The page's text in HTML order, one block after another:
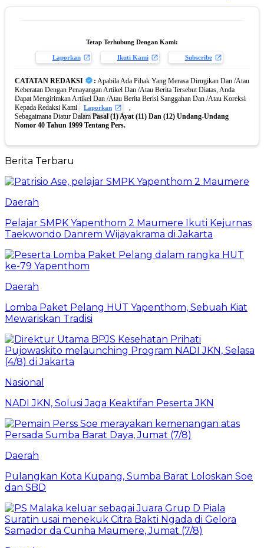
Tetap Terhubung Dengan Kami:
Laporkan Ikuti Kami Subscribe
CATATAN REDAKSI : Apabila Ada Pihak Yang Merasa Dirugikan Dan /Atau
Keberatan Dengan Penayangan Artikel Dan /Atau Berita Tersebut Diatas, Anda
Dapat Mengirimkan Artikel Dan /Atau Berita Berisi Sanggahan Dan /Atau Koreksi
Kepada Redaksi Kami
Laporkan
,
Sebagaimana Diatur DalamPasal (1) Ayat (11) Dan (12) Undang-Undang
Nomor 40 Tahun 1999 Tentang Pers.
Berita Terbaru
Daerah
Pelajar SMPK Yapenthom 2 Maumere Ikuti Kejurnas
Taekwondo Danrem Wijayakrama di Jakarta
Daerah
Lomba Paket Pelang HUT Yapenthom, Sebuah Kiat
Mewariskan Tradisi
Nasional
NADI JKN, Solusi Jaga Keaktifan Peserta JKN
Daerah
Pulangkan Kota Kupang, Sumba Barat Loloskan Soe
dan SBD